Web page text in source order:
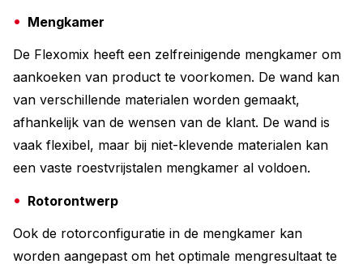
Mengkamer
De Flexomix heeft een zelfreinigende mengkamer om
aankoeken van product te voorkomen. De wand kan
van verschillende materialen worden gemaakt,
afhankelijk van de wensen van de klant. De wand is
vaak flexibel, maar bij niet-klevende materialen kan
een vaste roestvrijstalen mengkamer al voldoen.
Rotorontwerp
Ook de rotorconfiguratie in de mengkamer kan
worden aangepast om het optimale mengresultaat te